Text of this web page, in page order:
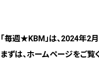
「毎週★KBM」は、2024年2
まずは、ホームページをご覧